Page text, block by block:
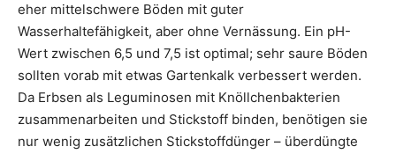
eher mittelschwere Böden mit guter
Wasserhaltefähigkeit, aber ohne Vernässung. Ein pH-
Wert zwischen 6,5 und 7,5 ist optimal; sehr saure Böden
sollten vorab mit etwas Gartenkalk verbessert werden.
Da Erbsen als Leguminosen mit Knöllchenbakterien
zusammenarbeiten und Stickstoff binden, benötigen sie
nur wenig zusätzlichen Stickstoffdünger – überdüngte